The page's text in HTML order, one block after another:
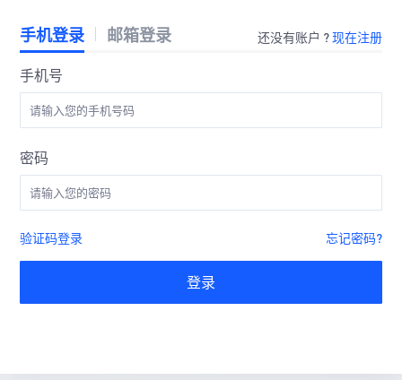
手机登录 邮箱登录 还没有账户 ?现在注册
手机号
密码
验证码登录 忘记密码?
登录